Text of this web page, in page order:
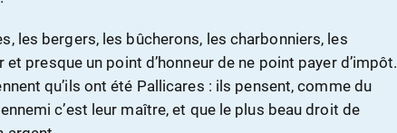
les bergers, les bûcherons, les charbonniers, les
presque un point d’honneur de ne point payer d’impôt.
qu’ils ont été Pallicares : ils pensent, comme du
c’est leur maître, et que le plus beau droit de